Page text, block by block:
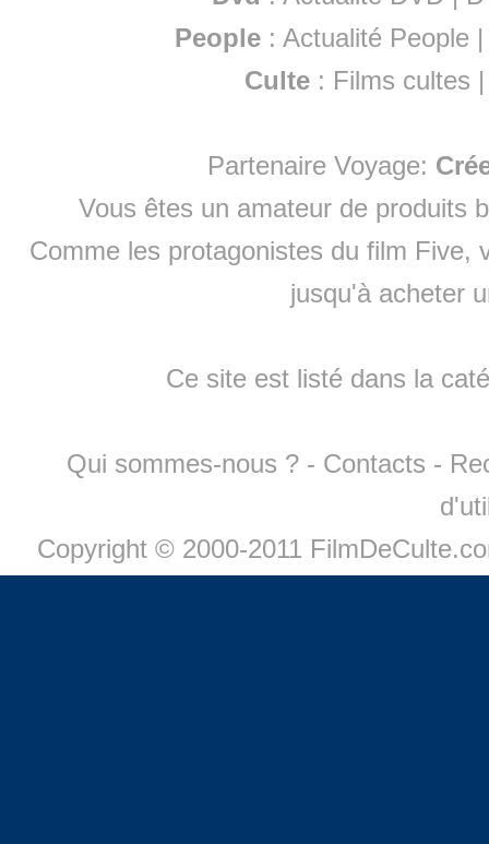
People :Actualité People
Culte : Films cultes
Partenaire Voyage:
Vous êtes un amateur de produits
Comme les protagonistes du film Five,
jusqu'à acheter
Ce site est listé dans la
Qui sommes-nous ? - Contacts -
Copyright © 2000-2011